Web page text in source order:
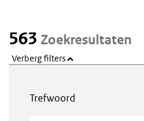
563 Zoekresultaten
Verberg filters
Trefwoord